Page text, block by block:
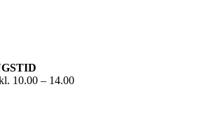
10.00 – 14.00